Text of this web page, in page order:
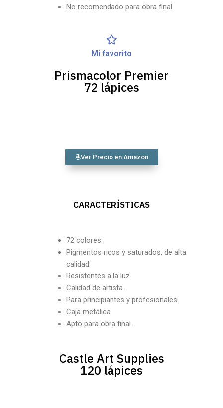
No recomendado para obra final.
Mi favorito
Prismacolor Premier
72 lápices
Ver Precio en Amazon
CARACTERÍSTICAS
72 colores.
Pigmentos ricos y saturados, de alta
calidad.
Resistentes a la luz.
Calidad de artista.
Para principiantes y profesionales.
Caja metálica.
Apto para obra final.
Castle Art Supplies
120 lápices